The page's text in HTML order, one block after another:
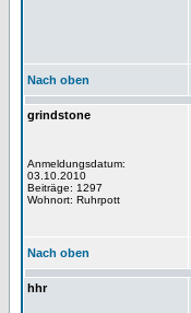
Nach oben
grindstone
Anmeldungsdatum:
03.10.2010
Beiträge: 1297
Wohnort: Ruhrpott
Nach oben
hhr